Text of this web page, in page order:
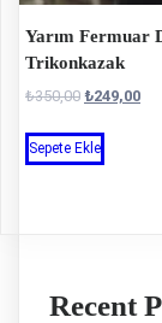
Yarım Fermuar
Trikonkazak
₺350,00 Orijinal
₺350,00.
₺249,00Şu
Sepete Ekle
Recent